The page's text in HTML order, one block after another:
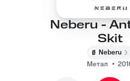
Neberu -
Skit
Neberu
Метал